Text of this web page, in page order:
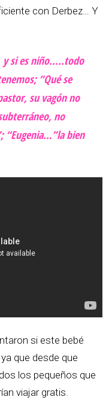
con Derbez… Y
y si es niño…..todo
“Qué se
su vagón no
no
“Eugenia…”la bien
si este bebé
que desde que
los pequeños que
viajar gratis.